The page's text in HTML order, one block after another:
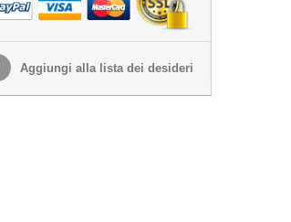
Aggiungi alla lista dei desideri